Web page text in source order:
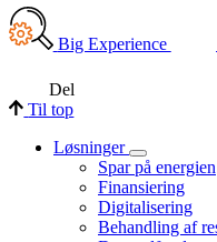
Big Experience
Del
Til top
Løsninger
Spar på energien
Finansiering
Digitalisering
Behandling af